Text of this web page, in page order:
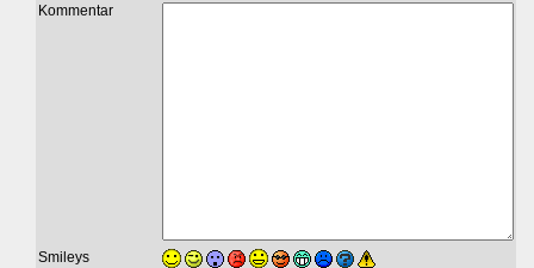
Kommentar
Smileys